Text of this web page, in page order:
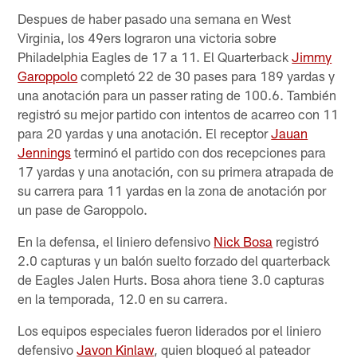
Despues de haber pasado una semana en West
Virginia, los 49ers lograron una victoria sobre
Philadelphia Eagles de 17 a 11. El QuarterbackJimmy
Garoppolo completó 22 de 30 pases para 189 yardas y
una anotación para un passer rating de 100.6. También
registró su mejor partido con intentos de acarreo con 11
para 20 yardas y una anotación. El receptorJauan
Jennings terminó el partido con dos recepciones para
17 yardas y una anotación, con su primera atrapada de
su carrera para 11 yardas en la zona de anotación por
un pase de Garoppolo.
En la defensa, el liniero defensivo Nick Bosa registró
2.0 capturas y un balón suelto forzado del quarterback
de Eagles Jalen Hurts. Bosa ahora tiene 3.0 capturas
en la temporada, 12.0 en su carrera.
Los equipos especiales fueron liderados por el liniero
defensivoJavon Kinlaw, quien bloqueó al pateador